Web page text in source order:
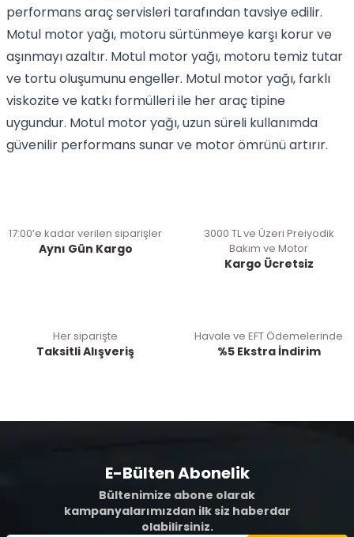
performans araç servisleri tarafından tavsiye edilir.
Motul motor yağı, motoru sürtünmeye karşı korur ve
aşınmayı azaltır. Motul motor yağı, motoru temiz tutar
ve tortu oluşumunu engeller. Motul motor yağı, farklı
viskozite ve katkı formülleri ile her araç tipine
uygundur. Motul motor yağı, uzun süreli kullanımda
güvenilir performans sunar ve motor ömrünü artırır.
17:00’e kadar verilen siparişler
Aynı Gün Kargo
3000 TL ve Üzeri Preiyodik
Bakım ve Motor
Kargo Ücretsiz
Her siparişte
Taksitli Alışveriş
Havale ve EFT Ödemelerinde
%5 Ekstra İndirim
E-Bülten Abonelik
Bültenimize abone olarak
kampanyalarımızdan ilk siz haberdar
olabilirsiniz.